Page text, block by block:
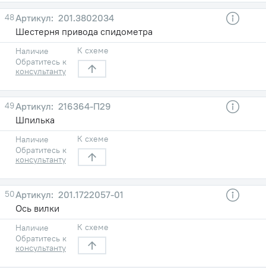
48
201.3802034
Шестерня привода спидометра
Наличие
Обратитесь к
консультанту
К схеме
49
216364-П29
Шпилька
Наличие
Обратитесь к
консультанту
К схеме
50
201.1722057-01
Ось вилки
Наличие
Обратитесь к
консультанту
К схеме